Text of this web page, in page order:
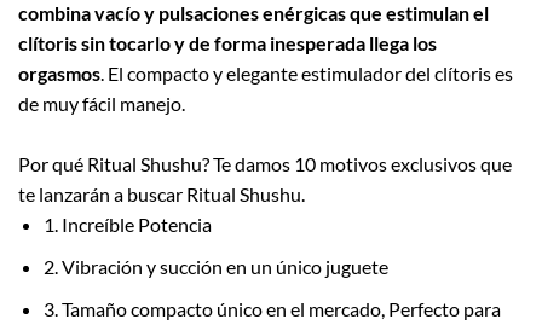
combina vacío y pulsaciones enérgicas que estimulan el
clítoris sin tocarlo y de forma inesperada llega los
orgasmos. El compacto y elegante estimulador del clítoris es
de muy fácil manejo.
Por qué Ritual Shushu? Te damos 10 motivos exclusivos que
te lanzarán a buscar Ritual Shushu.
1. Increíble Potencia
2.Vibración y succión en un único juguete
3. Tamaño compacto único en el mercado, Perfecto para